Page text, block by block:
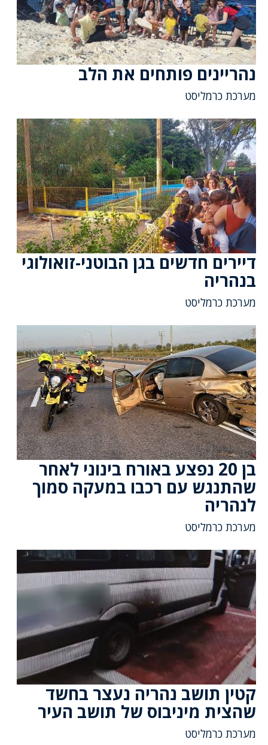
נהריינים פותחים את הלב
מערכת כרמליסט
דיירים חדשים בגן הבוטני-זואולוגי
בנהריה
מערכת כרמליסט
בן 20 נפצע באורח בינוני לאחר
שהתנגש עם רכבו במעקה סמוך
לנהריה
מערכת כרמליסט
קטין תושב נהריה נעצר בחשד
שהצית מיניבוס של תושב העיר
מערכת כרמליסט